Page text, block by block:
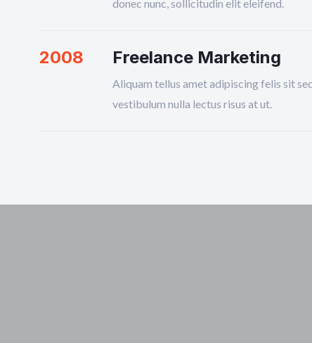
donec nunc, sollicitudin elit eleifend.
2008 Freelance Marketing
Aliquam tellus amet adipiscing felis sit
vestibulum nulla lectus risus at ut.